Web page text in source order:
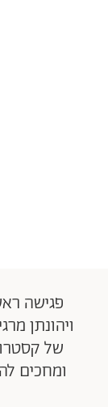
פגישה
ויהונתן
של
ומחכים